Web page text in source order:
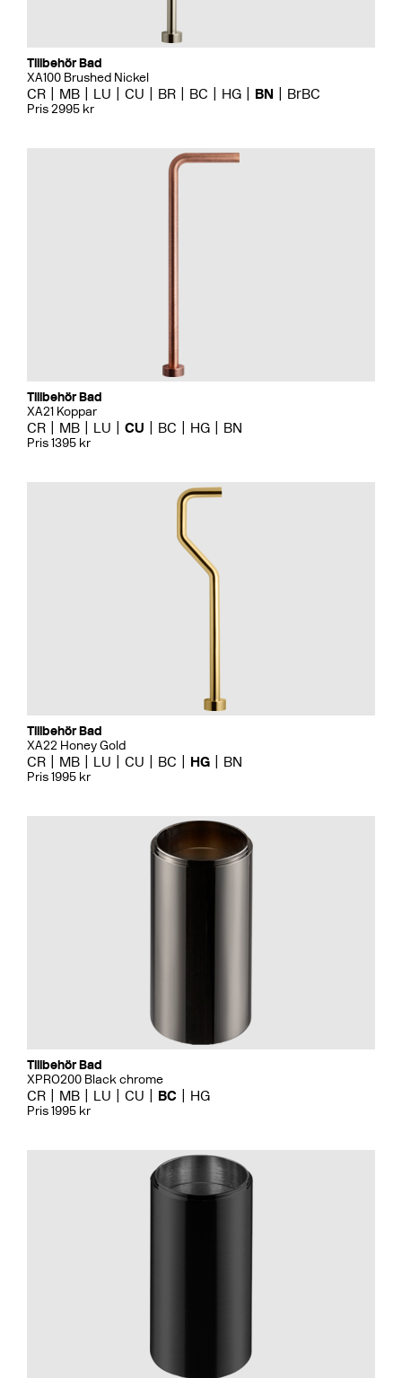
Tillbehör Bad
XA100 Brushed Nickel
CR MB LU CU BR BC HG BN BrBC
Pris 2995 kr
Tillbehör Bad
XA21 Koppar
CR MB LU CU BC HG BN
Pris 1395 kr
Tillbehör Bad
XA22 Honey Gold
CR MB LU CU BC HG BN
Pris 1995 kr
Tillbehör Bad
XPRO200 Black chrome
CR MB LU CU BC HG
Pris 1995 kr